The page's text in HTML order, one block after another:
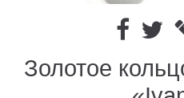
Золотое